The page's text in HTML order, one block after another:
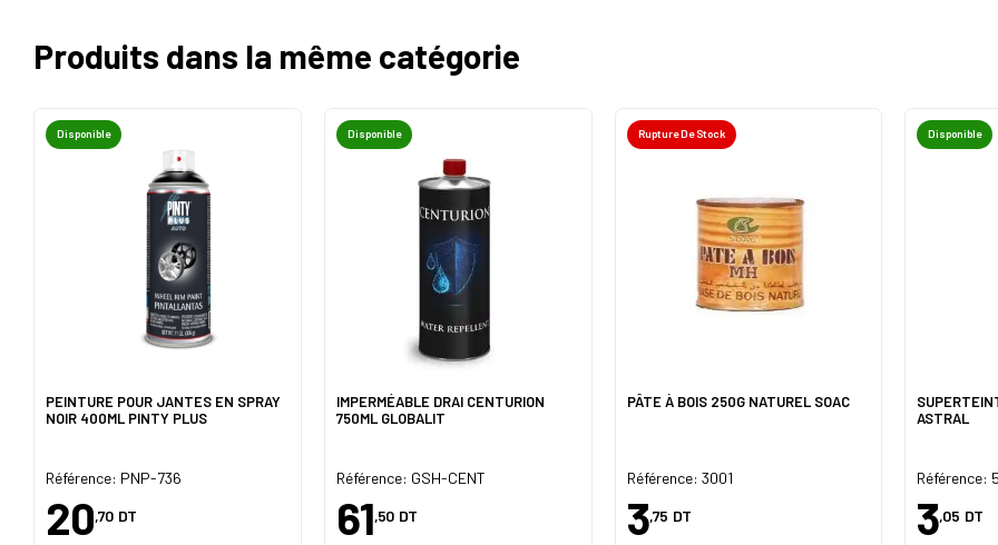
Produits dans la même catégorie
Disponible
PEINTURE POUR JANTES EN SPRAY
NOIR 400ML PINTY PLUS
Référence: PNP-736
20,70 DT
Disponible
IMPERMÉABLE DRAI CENTURION
750ML GLOBALIT
Référence: GSH-CENT
61,50 DT
Rupture De Stock
PÂTE À BOIS 250G NATUREL SOAC
Référence: 3001
3,75 DT
Disponible
ASTRAL
Référence:
3,05 DT